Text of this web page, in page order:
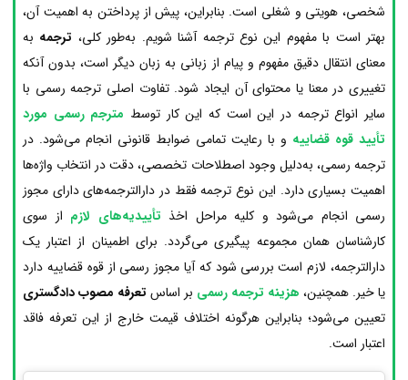
شخصی، هویتی و شغلی است. بنابراین، پیش از پرداختن به اهمیت آن،
بهتر است با مفهوم این نوع ترجمه آشنا شویم. به‌طور کلی، ترجمه به
معنای انتقال دقیق مفهوم و پیام از زبانی به زبان دیگر است، بدون آنکه
تغییری در معنا یا محتوای آن ایجاد شود. تفاوت اصلی ترجمه رسمی با
سایر انواع ترجمه در این است که این کار توسط مترجم رسمی مورد
تأیید قوه قضاییه و با رعایت تمامی ضوابط قانونی انجام می‌شود. در
ترجمه رسمی، به‌دلیل وجود اصطلاحات تخصصی، دقت در انتخاب واژه‌ها
اهمیت بسیاری دارد. این نوع ترجمه فقط در دارالترجمه‌های دارای مجوز
رسمی انجام می‌شود و کلیه مراحل اخذ تأییدیه‌های لازم از سوی
کارشناسان همان مجموعه پیگیری می‌گردد. برای اطمینان از اعتبار یک
دارالترجمه، لازم است بررسی شود که آیا مجوز رسمی از قوه قضاییه دارد
یا خیر. همچنین، هزینه ترجمه رسمی بر اساس تعرفه مصوب دادگستری
تعیین می‌شود؛ بنابراین هرگونه اختلاف قیمت خارج از این تعرفه فاقد
اعتبار است.